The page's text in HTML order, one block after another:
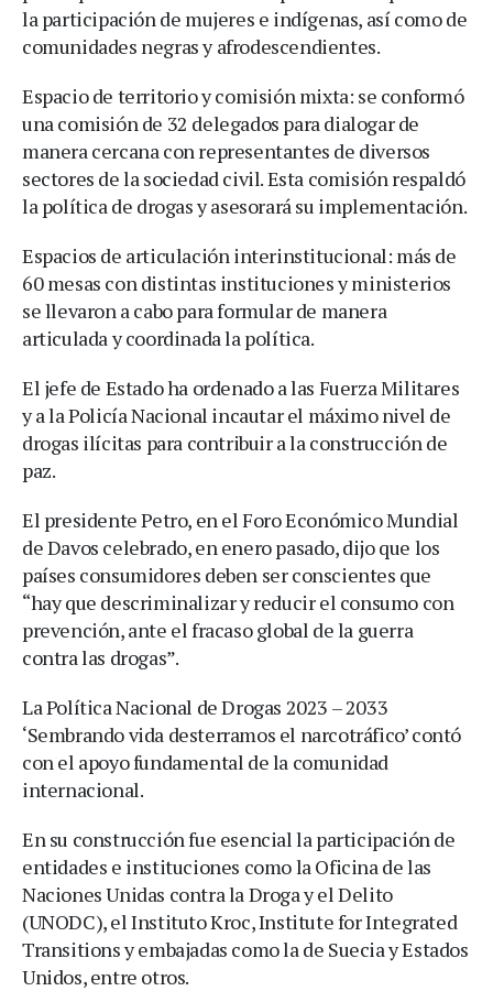
la participación de mujeres e indígenas, así como de
comunidades negras y afrodescendientes.
Espacio de territorio y comisión mixta: se conformó
una comisión de 32 delegados para dialogar de
manera cercana con representantes de diversos
sectores de la sociedad civil. Esta comisión respaldó
la política de drogas y asesorará su implementación.
Espacios de articulación interinstitucional: más de
60 mesas con distintas instituciones y ministerios
se llevaron a cabo para formular de manera
articulada y coordinada la política.
El jefe de Estado ha ordenado a las Fuerza Militares
y a la Policía Nacional incautar el máximo nivel de
drogas ilícitas para contribuir a la construcción de
paz.
El presidente Petro, en el Foro Económico Mundial
de Davos celebrado, en enero pasado, dijo que los
países consumidores deben ser conscientes que
“hay que descriminalizar y reducir el consumo con
prevención, ante el fracaso global de la guerra
contra las drogas”.
La Política Nacional de Drogas 2023 – 2033
‘Sembrando vida desterramos el narcotráfico’ contó
con el apoyo fundamental de la comunidad
internacional.
En su construcción fue esencial la participación de
entidades e instituciones como la Oficina de las
Naciones Unidas contra la Droga y el Delito
(UNODC), el Instituto Kroc, Institute for Integrated
Transitions y embajadas como la de Suecia y Estados
Unidos, entre otros.